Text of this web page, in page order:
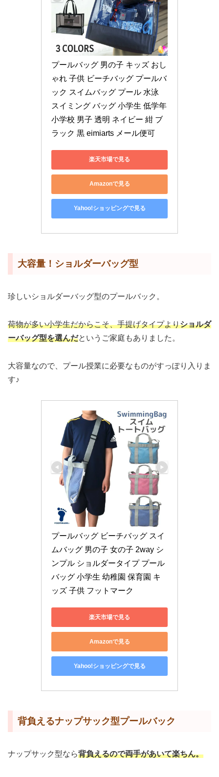
プールバッグ 男の子 キッズ おし
ゃれ 子供 ビーチバッグ プールバ
ック スイムバッグ プール 水泳
スイミング バッグ 小学生 低学年
小学校 男子 透明 ネイビー 紺 ブ
ラック 黒 eimiarts メール便可
楽天市場で見る
Amazonで見る
Yahoo!ショッピングで見る
大容量！ショルダーバッグ型
珍しいショルダーバッグ型のプールバック。
荷物が多い小学生だからこそ、手提げタイプよりショルダ
ーバッグ型を選んだというご家庭もありました。
大容量なので、プール授業に必要なものがすっぽり入りま
す♪
プールバッグ ビーチバッグ スイ
ムバッグ 男の子 女の子 2way シ
ンプル ショルダータイプ プール
バッグ 小学生 幼稚園 保育園 キ
ッズ 子供 フットマーク
楽天市場で見る
Amazonで見る
Yahoo!ショッピングで見る
背負えるナップサック型プールバック
ナップサック型なら背負えるので両手があいて楽ちん。